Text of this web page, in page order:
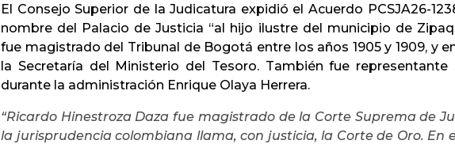
El Consejo Superior de la Judicatura expidió el Acuerdo PCSJA26-
nombre del Palacio de Justicia “al hijo ilustre del municipio de
fue magistrado del Tribunal de Bogotá entre los años 1905 y 1909, y
la Secretaría del Ministerio del Tesoro. También fue representante
durante la administración Enrique Olaya Herrera.
“Ricardo Hinestroza Daza fue magistrado de la Corte Suprema de
la jurisprudencia colombiana llama, con justicia, la Corte de Oro. En